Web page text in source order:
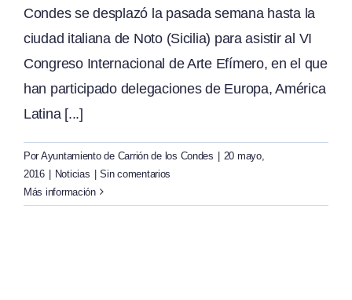
Condes se desplazó la pasada semana hasta la
ciudad italiana de Noto (Sicilia) para asistir al VI
Congreso Internacional de Arte Efímero, en el que
han participado delegaciones de Europa, América
Latina [...]
Por Ayuntamiento de Carrión de los Condes
20 mayo,
2016
Noticias
Sin comentarios
Más información